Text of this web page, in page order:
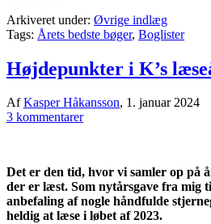
Arkiveret under: Øvrige indlæg
Tags: Årets bedste bøger, Boglister
Højdepunkter i K’s
AfKasper Håkansson, 1. januar 2024
3 kommentarer
Det er den tid, hvor vi samler op på
der er læst. Som nytårsgave fra mig
anbefaling af nogle håndfulde
heldig at læse i løbet af 2023.